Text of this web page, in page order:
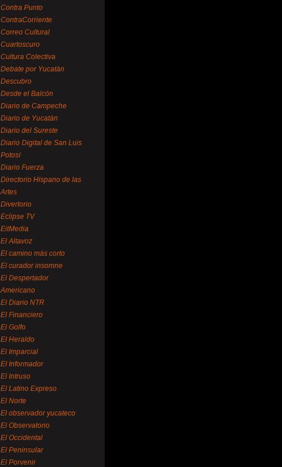
Contra Punto
ContraCorriente
Correo Cultural
Cuartoscuro
Cultura Colectiva
Debate por Yucatán
Descubro
Desde el Balcón
Diario de Campeche
Diario de Yucatán
Diario del Sureste
Diario Digital de San Luis
Potosí
Diario Fuerza
Directorio Hispano de las
Artes
Divertorio
Eclipse TV
EitMedia
El Altavoz
El camino más corto
El curador insomne
El Despertador
Americano
El Diario NTR
El Financiero
El Golfo
El Heraldo
El Imparcial
El Informador
El Intruso
El Latino Expreso
El Norte
El observador yucateco
El Observatorio
El Occidental
El Peninsular
El Porvenir